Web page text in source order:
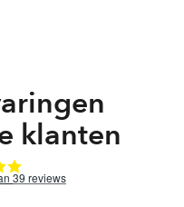
klanten
39 reviews